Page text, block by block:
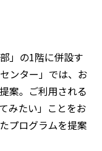
」の1階に併設す
ンター」では、お
案。ご利用される
みたい」ことをお
プログラムを提案